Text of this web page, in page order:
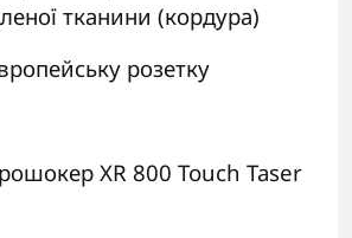
тканини (кордура)
розетку
XR 800 Touch Taser